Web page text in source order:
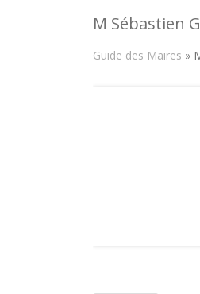
M Sébastien
Guide des Maires »